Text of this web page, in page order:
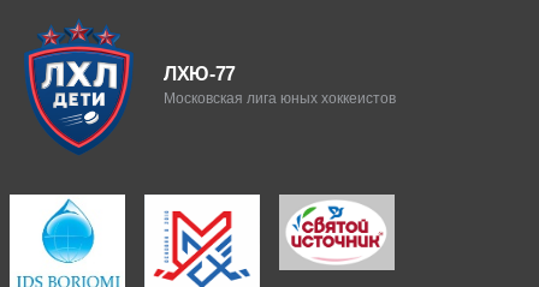
ЛХЮ-77
Московская лига юных хоккеистов